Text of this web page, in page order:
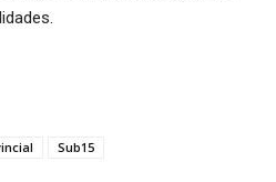
Sub15